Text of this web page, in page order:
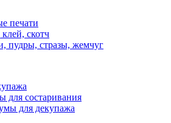
печати
скотч
пудры, стразы, жемчуг
для состаривания
для декупажа